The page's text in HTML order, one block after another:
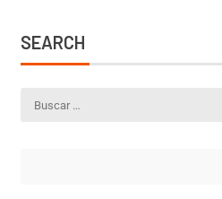
SEARCH